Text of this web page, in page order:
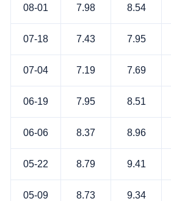
08-01 7.98 8.54
07-18 7.43 7.95
07-04 7.19 7.69
06-19 7.95 8.51
06-06 8.37 8.96
05-22 8.79 9.41
05-09 8.73 9.34